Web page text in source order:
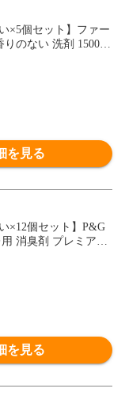
×5個セット】ファー
のない 洗剤 1500g
を見る
×12個セット】P&G
消臭剤 プレミアム
フレッシュシャボ
を見る